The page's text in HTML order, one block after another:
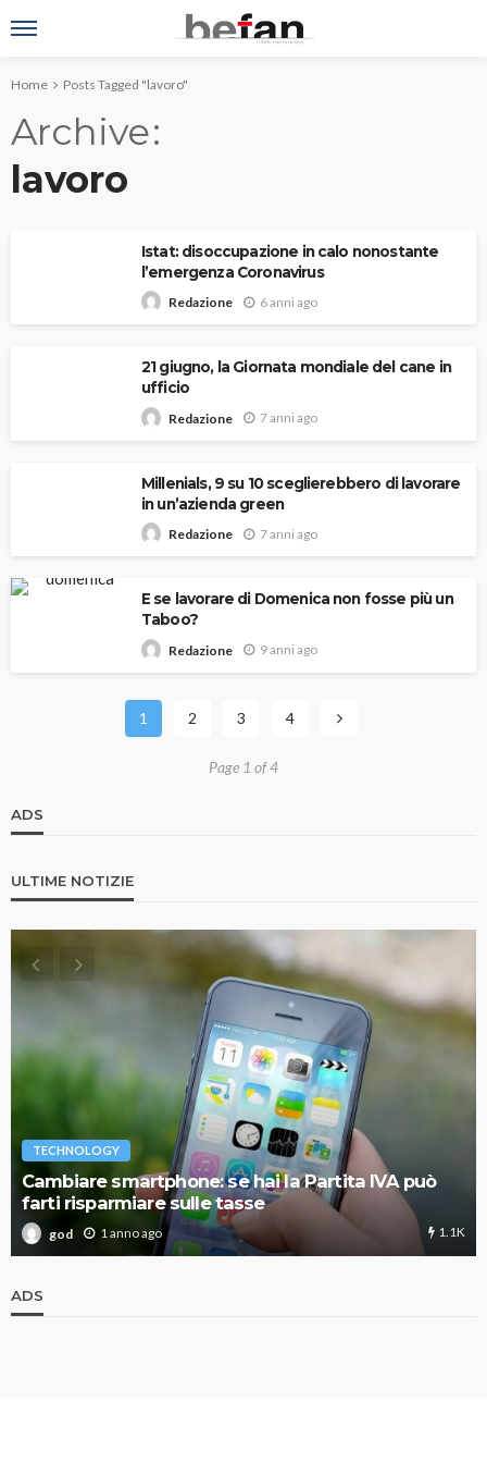
Home Posts Tagged "lavoro"
Archive
lavoro
Istat: disoccupazione in calo nonostante
l’emergenza Coronavirus
Redazione 6 anni ago
21 giugno, la Giornata mondiale del cane in
ufficio
Redazione 7 anni ago
Millenials, 9 su 10 sceglierebbero di lavorare
in un’azienda green
Redazione 7 anni ago
E se lavorare di Domenica non fosse più un
Taboo?
Redazione 9 anni ago
1 2 3 4
Page 1 of 4
ADS
ULTIME NOTIZIE
TECHNOLOGY
Cambiare smartphone: se hai la Partita IVA può
farti risparmiare sulle tasse
god 1 anno ago 1.1K
ADS